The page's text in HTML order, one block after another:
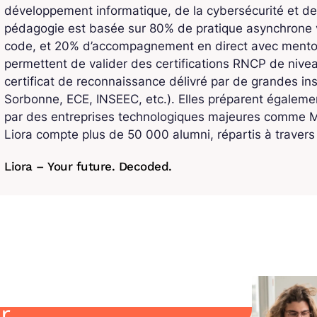
développement informatique, de la cybersécurité et
pédagogie est basée sur 80% de pratique
code, et 20% d’accompagnement en direct avec
permettent de valider des certifications RNCP de
certificat de reconnaissance délivré par de grandes
Sorbonne, ECE, INSEEC, etc.). Elles préparent
par des entreprises technologiques majeures comme
Liora compte plus de 50 000 alumni, répartis à
Liora – Your future. Decoded.